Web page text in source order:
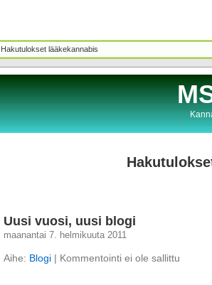
Hakutulokset lääkekannabis
Uusi vuosi, uusi blogi
maanantai 7. helmikuuta 2011
Aihe: Blogi | Kommentointi ei ole sallittu